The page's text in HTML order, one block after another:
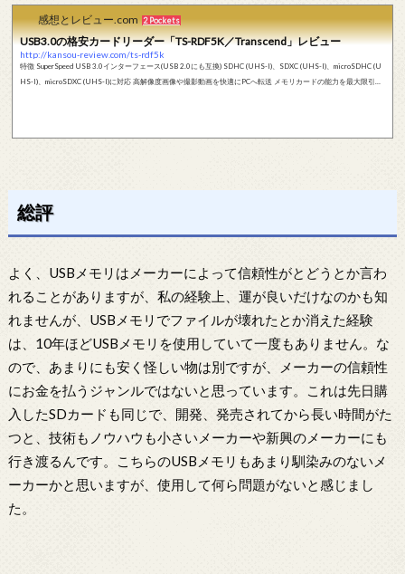
感想とレビュー.com 2 Pockets
USB3.0の格安カードリーダー「TS-RDF5K／Transcend」レビュー
http://kansou-review.com/ts-rdf5k
特徴 SuperSpeed USB 3.0インターフェース(USB 2.0にも互換) SDHC (UHS-I)、SDXC (UHS-I)、microSDHC (U
HS-I)、microSDXC (UHS-I)に対応 高解像度画像や撮影動画を快適にPCへ転送 メモリカードの能力を最大限引き
総評
よく、USBメモリはメーカーによって信頼性がとどうとか言わ
れることがありますが、私の経験上、運が良いだけなのかも知
れませんが、USBメモリでファイルが壊れたとか消えた経験
は、10年ほどUSBメモリを使用していて一度もありません。な
ので、あまりにも安く怪しい物は別ですが、メーカーの信頼性
にお金を払うジャンルではないと思っています。これは先日購
入したSDカードも同じで、開発、発売されてから長い時間がた
つと、技術もノウハウも小さいメーカーや新興のメーカーにも
行き渡るんです。こちらのUSBメモリもあまり馴染みのないメ
ーカーかと思いますが、使用して何ら問題がないと感じまし
た。